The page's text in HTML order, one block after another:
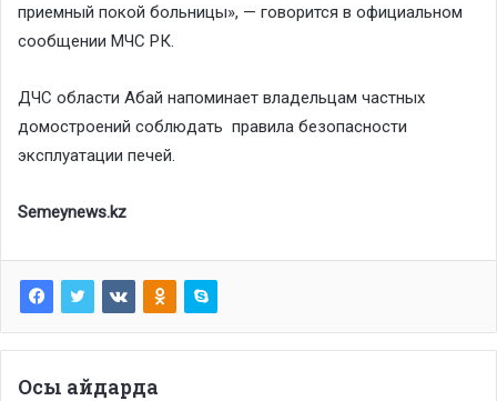
приемный покой больницы», — говорится в официальном
сообщении МЧС РК.
ДЧС области Абай напоминает владельцам частных
домостроений соблюдать правила безопасности
эксплуатации печей.
Semeynews.kz
Осы айдарда